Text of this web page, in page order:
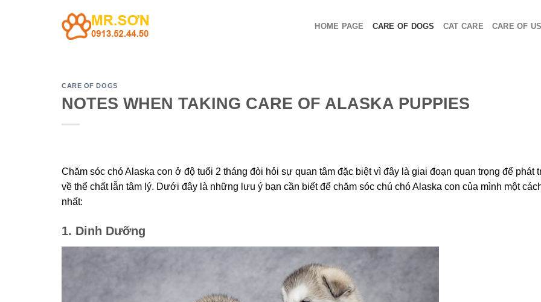
HOME PAGE CARE OF DOGS CAT CARE CARE OF
CARE OF DOGS
NOTES WHEN TAKING CARE OF ALASKA PUPPIES
Chăm sóc chó Alaska con ở độ tuổi 2 tháng đòi hỏi sự quan tâm đặc biệt vì đây là giai đoạn quan trọng để phát
về thể chất lẫn tâm lý. Dưới đây là những lưu ý bạn cần biết để chăm sóc chú chó Alaska con của mình một
nhất:
1. Dinh Dưỡng